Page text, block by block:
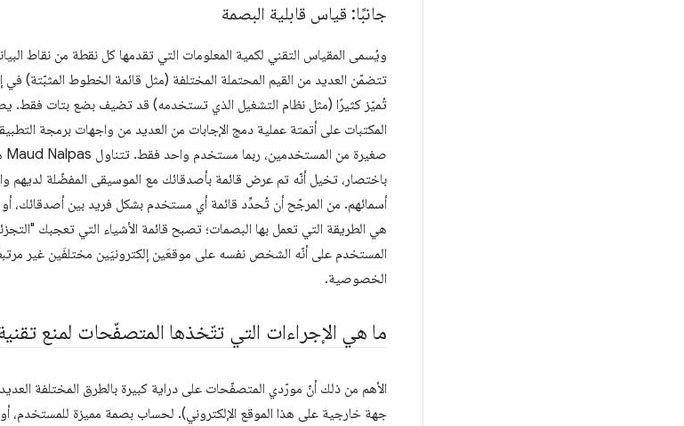
جانبًا: قياس قابلية البصمة
ويُسمى المقياس التقني لكمية المعلومات التي تقدمها كل نقطة من نقاط
تتضمّن العديد من القيم المحتملة المختلفة (مثل قائمة الخطوط المثبّتة) في
تُميّز كثيرًا (مثل نظام التشغيل الذي تستخدمه) قد تضيف بضع بتات فقط.
المكتبات على أتمتة عملية دمج الإجابات من العديد من واجهات برمجة
صغيرة من المستخدمين، ربما مستخدم واحد فقط. تتناول Maud Nalpas هذه المسألة بالتفصيل في
باختصار، تخيل أنّه تم عرض قائمة بأصدقائك مع الموسيقى المفضّلة لديهم
أسمائهم. من المرجّح أن تُحدِّد قائمة أي مستخدم بشكل فريد بين
هي الطريقة التي تعمل بها البصمات؛ تصبح قائمة الأشياء التي تعجبك
المستخدم على أنّه الشخص نفسه على موقعَين إلكترونيَين مختلفَين غير
الخصوصية.
ما هي الإجراءات التي تتّخذها المتصفّحات لمنع
الأهم من ذلك أنّ مورّدي المتصفّحات على دراية كبيرة بالطرق المختلفة
جهة خارجية على هذا الموقع الإلكتروني). لحساب بصمة مميزة للمستخدم،